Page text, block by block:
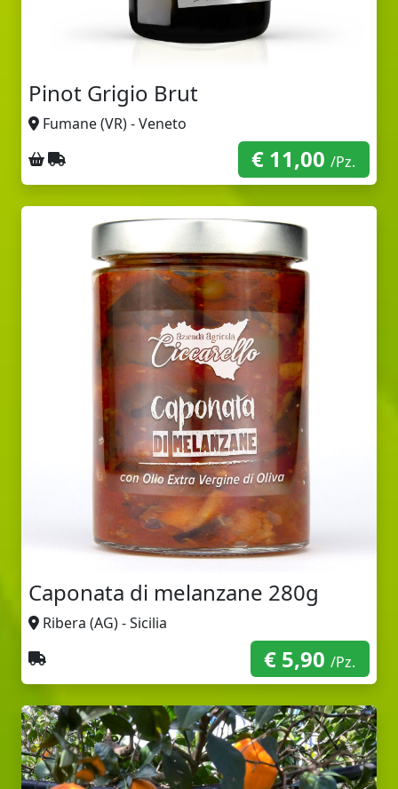
Pinot Grigio Brut
Fumane (VR) - Veneto
Ritiro sul posto
Spedizione con corriere € 11,00/Pz.
Caponata di melanzane 280g
Ribera (AG) - Sicilia
Spedizione con corriere
€ 5,90/Pz.